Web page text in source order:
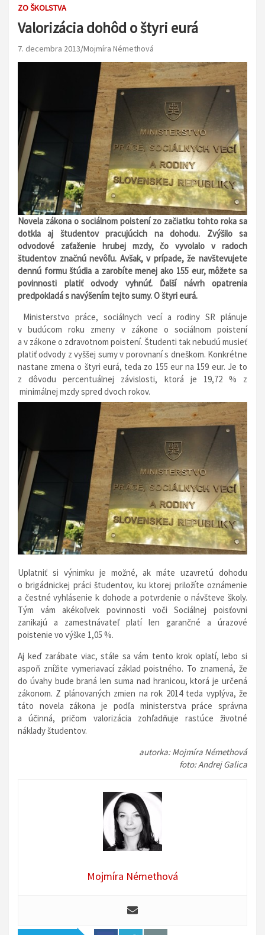
ZO ŠKOLSTVA
Valorizácia dohôd o štyri eurá
7. decembra 2013 Mojmíra Némethová
Novela zákona o sociálnom poistení zo začiatku tohto roka sa
dotkla aj študentov pracujúcich na dohodu. Zvýšilo sa
odvodové zaťaženie hrubej mzdy, čo vyvolalo v radoch
študentov značnú nevôľu. Avšak, v prípade, že navštevujete
dennú formu štúdia a zarobíte menej ako 155 eur, môžete sa
povinnosti platiť odvody vyhnúť. Ďalší návrh opatrenia
predpokladá s navýšením tejto sumy. O štyri eurá.
Ministerstvo práce, sociálnych vecí a rodiny SR plánuje
v budúcom roku zmeny v zákone o sociálnom poistení
a v zákone o zdravotnom poistení. Študenti tak nebudú musieť
platiť odvody z vyššej sumy v porovnaní s dneškom. Konkrétne
nastane zmena o štyri eurá, teda zo 155 eur na 159 eur. Je to
z dôvodu percentuálnej závislosti, ktorá je 19,72 % z
minimálnej mzdy spred dvoch rokov.
Uplatniť si výnimku je možné, ak máte uzavretú dohodu
o brigádnickej práci študentov, ku ktorej priložíte oznámenie
a čestné vyhlásenie k dohode a potvrdenie o návšteve školy.
Tým vám akékoľvek povinnosti voči Sociálnej poisťovni
zanikajú a zamestnávateľ platí len garančné a úrazové
poistenie vo výške 1,05 %.
Aj keď zarábate viac, stále sa vám tento krok oplatí, lebo si
aspoň znížite vymeriavací základ poistného. To znamená, že
do úvahy bude braná len suma nad hranicou, ktorá je určená
zákonom. Z plánovaných zmien na rok 2014 teda vyplýva, že
táto novela zákona je podľa ministerstva práce správna
a účinná, pričom valorizácia zohľadňuje rastúce životné
náklady študentov.
autorka: Mojmíra Némethová
foto: Andrej Galica
Mojmíra Némethová